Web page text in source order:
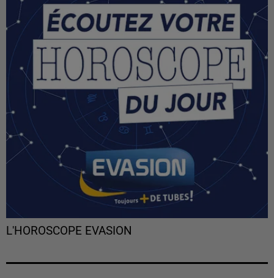
L'HOROSCOPE EVASION